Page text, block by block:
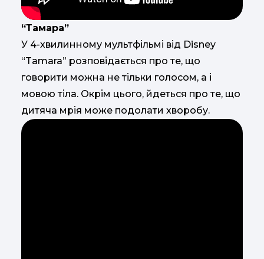
“Тамара”
У 4-хвилинному мультфільмі від Disney
“Tamara” розповідається про те, що
говорити можна не тільки голосом, а і
мовою тіла. Окрім цього, йдеться про те, що
дитяча мрія може подолати хворобу.